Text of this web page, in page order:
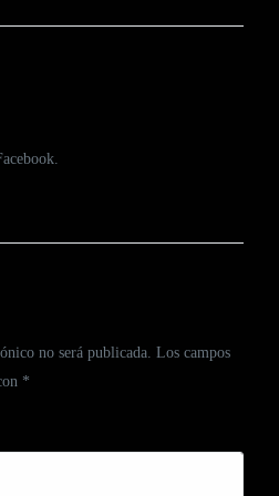
no será publicada. Los campos
*